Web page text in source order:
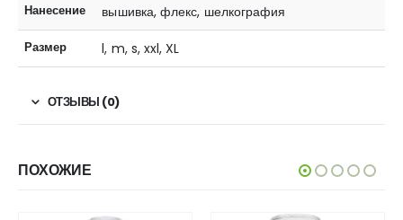
Нанесение вышивка, флекс, шелкография
Размер l, m, s, xxl, XL
ОТЗЫВЫ (0)
ПОХОЖИЕ